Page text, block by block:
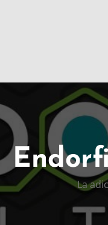
La